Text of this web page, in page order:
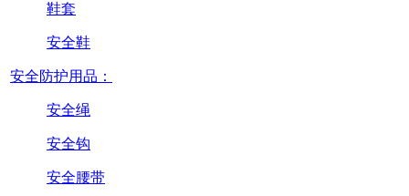
鞋套
安全鞋
安全防护用品：
安全绳
安全钩
安全腰带